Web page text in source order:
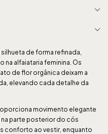
de forma refinada,
na alfaiataria feminina. Os
de flor orgânica deixam a
elevando cada detalhe da
movimento elegante
parte posterior do cós
conforto ao vestir, enquanto